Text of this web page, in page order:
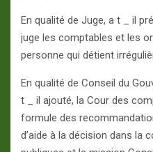
En qualité de Juge, a t _ il
juge les comptables et les
personne qui détient
En qualité de Conseil du
t _ il ajouté, la Cour des
formule des
d’aide à la décision dans la